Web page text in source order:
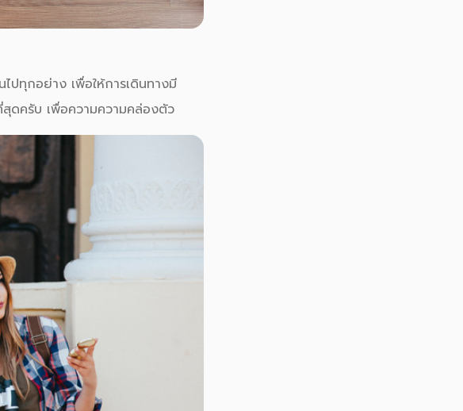
ปทุกอย่าง เพื่อให้การเดินทางมี
ดครับ เพื่อความความคล่องตัว